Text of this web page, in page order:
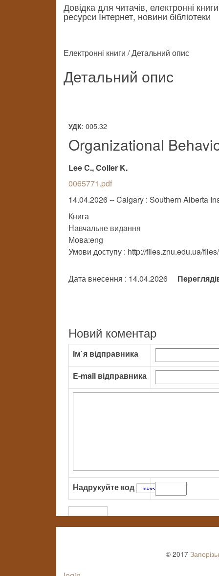
Довідка для читачів, електронні
ресурси Інтернет, новини бібліотеки
Електронні книги / Детальний опис
Детальний опис
УДК: 005.32
Organizational
Lee C., Coller K.
0065771.pdf
14.04.2026 -- Calgary : Southern Alberta
Книга
Навчальне видання
Мова:eng
Умови доступу : http://files.znu.edu.ua/
Дата внесення : 14.04.2026
Новий коментар
Ім`я відправника
E-mail відправника
Надрукуйте код
© 2017